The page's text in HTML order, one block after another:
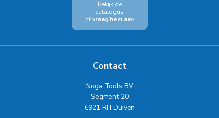
Bekijk de
catalogus
ofvraag hem aan
Contact
Noga Tools BV
Segment 20
6921 RH Duiven